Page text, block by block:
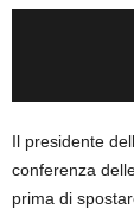
Il presidente
conferenza
prima di